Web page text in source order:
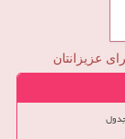
عزیزانتان